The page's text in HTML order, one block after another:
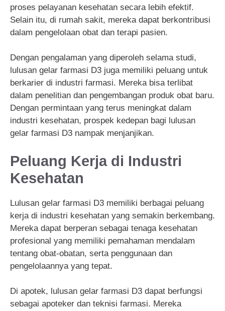
proses pelayanan kesehatan secara lebih efektif.
Selain itu, di rumah sakit, mereka dapat berkontribusi
dalam pengelolaan obat dan terapi pasien.
Dengan pengalaman yang diperoleh selama studi,
lulusan gelar farmasi D3 juga memiliki peluang untuk
berkarier di industri farmasi. Mereka bisa terlibat
dalam penelitian dan pengembangan produk obat baru.
Dengan permintaan yang terus meningkat dalam
industri kesehatan, prospek kedepan bagi lulusan
gelar farmasi D3 nampak menjanjikan.
Peluang Kerja di Industri
Kesehatan
Lulusan gelar farmasi D3 memiliki berbagai peluang
kerja di industri kesehatan yang semakin berkembang.
Mereka dapat berperan sebagai tenaga kesehatan
profesional yang memiliki pemahaman mendalam
tentang obat-obatan, serta penggunaan dan
pengelolaannya yang tepat.
Di apotek, lulusan gelar farmasi D3 dapat berfungsi
sebagai apoteker dan teknisi farmasi. Mereka